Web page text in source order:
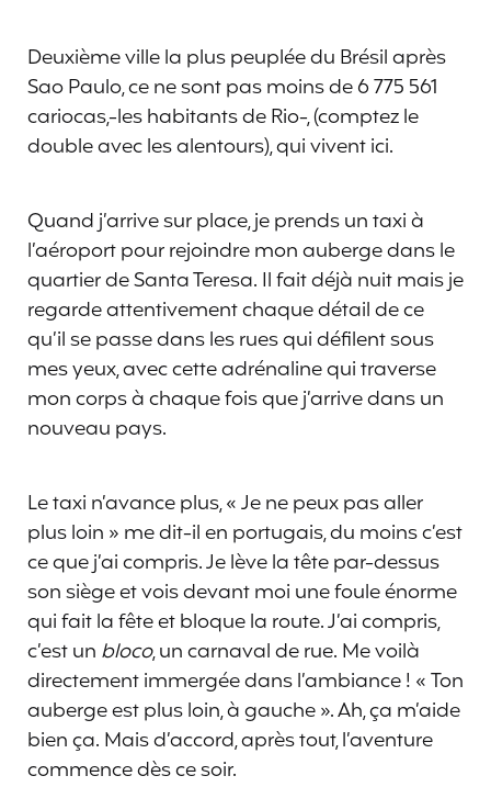
Deuxième ville la plus peuplée du Brésil après
Sao Paulo, ce ne sont pas moins de 6 775 561
cariocas,-les habitants de Rio-, (comptez le
double avec les alentours), qui vivent ici.
Quand j’arrive sur place, je prends un taxi à
l’aéroport pour rejoindre mon auberge dans le
quartier de Santa Teresa. Il fait déjà nuit mais je
regarde attentivement chaque détail de ce
qu’il se passe dans les rues qui défilent sous
mes yeux, avec cette adrénaline qui traverse
mon corps à chaque fois que j’arrive dans un
nouveau pays.
Le taxi n’avance plus, « Je ne peux pas aller
plus loin » me dit-il en portugais, du moins c’est
ce que j’ai compris. Je lève la tête par-dessus
son siège et vois devant moi une foule énorme
qui fait la fête et bloque la route. J’ai compris,
c’est un bloco, un carnaval de rue. Me voilà
directement immergée dans l’ambiance ! « Ton
auberge est plus loin, à gauche ». Ah, ça m’aide
bien ça. Mais d’accord, après tout, l’aventure
commence dès ce soir.